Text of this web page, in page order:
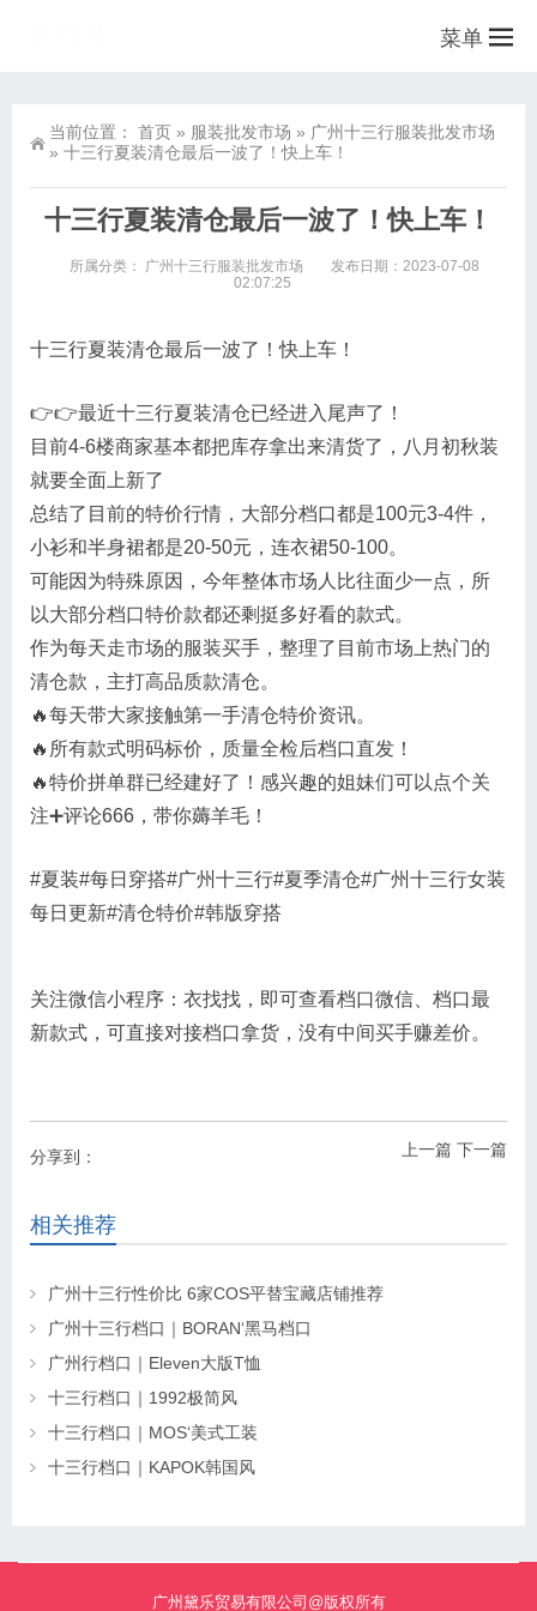
菜单
当前位置： 首页 » 服装批发市场 » 广州十三行服装批发市场
» 十三行夏装清仓最后一波了！快上车！
十三行夏装清仓最后一波了！快上车！
所属分类： 广州十三行服装批发市场
发布日期：2023-07-08
02:07:25
十三行夏装清仓最后一波了！快上车！
👉👉最近十三行夏装清仓已经进入尾声了！
目前4-6楼商家基本都把库存拿出来清货了，八月初秋装
就要全面上新了
总结了目前的特价行情，大部分档口都是100元3-4件，
小衫和半身裙都是20-50元，连衣裙50-100。
可能因为特殊原因，今年整体市场人比往面少一点，所
以大部分档口特价款都还剩挺多好看的款式。
作为每天走市场的服装买手，整理了目前市场上热门的
清仓款，主打高品质款清仓。
🔥每天带大家接触第一手清仓特价资讯。
🔥所有款式明码标价，质量全检后档口直发！
🔥特价拼单群已经建好了！感兴趣的姐妹们可以点个关
注➕评论666，带你薅羊毛！
#夏装#每日穿搭#广州十三行#夏季清仓#广州十三行女装
每日更新#清仓特价#韩版穿搭
关注微信小程序：衣找找，即可查看档口微信、档口最
新款式，可直接对接档口拿货，没有中间买手赚差价。
上一篇 下一篇
分享到：
相关推荐
广州十三行性价比 6家COS平替宝藏店铺推荐
广州十三行档口｜BORAN‘黑马档口
广州行档口｜Eleven大版T恤
十三行档口｜1992极简风
十三行档口｜MOS‘美式工装
十三行档口｜KAPOK韩国风
广州黛乐贸易有限公司@版权所有